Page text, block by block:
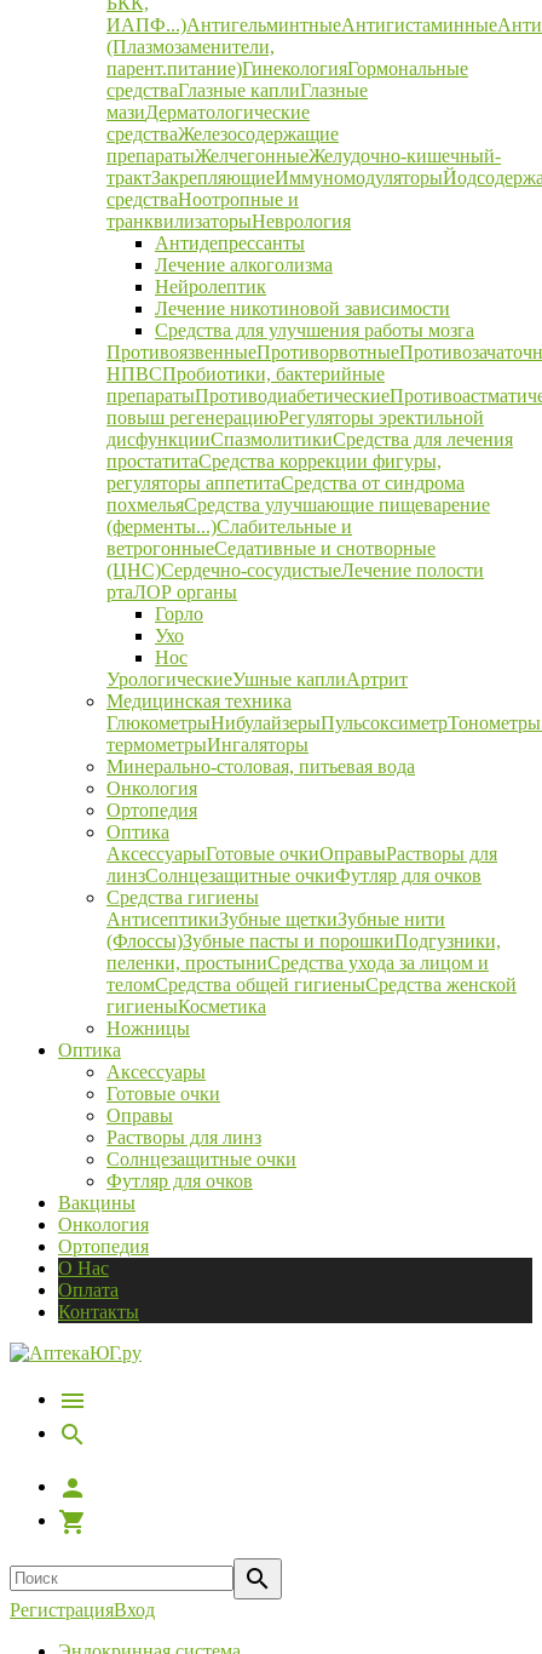
ИАПФ...)АнтигельминтныеАнтигистаминные
(Плазмозаменители,
парент.питание)ГинекологияГормональные
средстваГлазные каплиГлазные
мазиДерматологические
средстваЖелезосодержащие
препаратыЖелчегонныеЖелудочно-кишечный-
трактЗакрепляющиеИммуномодуляторы
средстваНоотропные и
транквилизаторыНеврология
Антидепрессанты
Лечение алкоголизма
Нейролептик
Лечение никотиновой зависимости
Средства для улучшения работы мозга
ПротивоязвенныеПротиворвотные
НПВСПробиотики, бактерийные
препаратыПротиводиабетические
повыш регенерациюРегуляторы эректильной
дисфункцииСпазмолитикиСредства для лечения
простатитаСредства коррекции фигуры,
регуляторы аппетитаСредства от синдрома
похмельяСредства улучшающие пищеварение
(ферменты...)Слабительные и
ветрогонныеСедативные и снотворные
(ЦНС)Сердечно-сосудистыеЛечение полости
ртаЛОР органы
Горло
Ухо
Нос
УрологическиеУшные каплиАртрит
Медицинская техника
ГлюкометрыНибулайзерыПульсоксиметрТонометры
термометрыИнгаляторы
Минерально-столовая, питьевая вода
Онкология
Ортопедия
Оптика
АксессуарыГотовые очкиОправыРастворы для
линзСолнцезащитные очкиФутляр для очков
Средства гигиены
АнтисептикиЗубные щеткиЗубные нити
(Флоссы)Зубные пасты и порошкиПодгузники,
пеленки, простыниСредства ухода за лицом и
теломСредства общей гигиеныСредства женской
гигиеныКосметика
Ножницы
Оптика
Аксессуары
Готовые очки
Оправы
Растворы для линз
Солнцезащитные очки
Футляр для очков
Вакцины
Онкология
Ортопедия
О Нас
Оплата
Контакты
РегистрацияВход